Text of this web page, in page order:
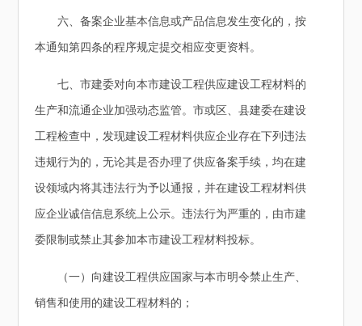
六、备案企业基本信息或产品信息发生变化的，按
本通知第四条的程序规定提交相应变更资料。
七、市建委对向本市建设工程供应建设工程材料的
生产和流通企业加强动态监管。市或区、县建委在建设
工程检查中，发现建设工程材料供应企业存在下列违法
违规行为的，无论其是否办理了供应备案手续，均在建
设领域内将其违法行为予以通报，并在建设工程材料供
应企业诚信信息系统上公示。违法行为严重的，由市建
委限制或禁止其参加本市建设工程材料投标。
（一）向建设工程供应国家与本市明令禁止生产、
销售和使用的建设工程材料的；